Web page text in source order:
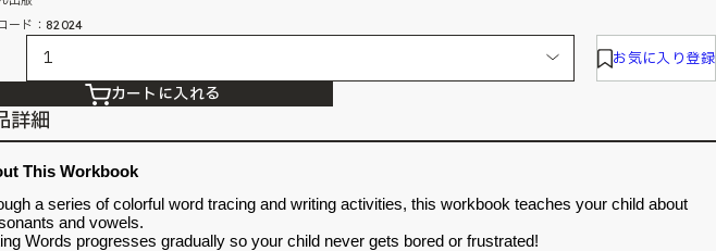
ード：82024
お気に入り登録
カートに入れる
詳細
This Workbook
a series of colorful word tracing and writing activities, this workbook teaches your child about
and vowels.
Words progresses gradually so your child never gets bored or frustrated!